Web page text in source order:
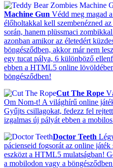
Machine Gun Védd meg magad
élőholtakkal kell szembenézned
során, hanem plüssmaci
azonban amikor az életedért
böngésződben, akkor már nem
egy tucat pálya, 6 különböző
ebben a HTML5 online
böngésződben!
Cut The Rope
Om Nom-t! A világhírű online
Gyűjts csillagokat, fedezz fel
izgalmas új pályát ebben a
Doctor Teeth
pácienseid fogsorát az online
eszközt a HTML5 mulatságban!
a mobilodon vagy a